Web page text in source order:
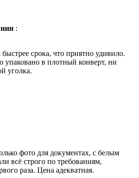
:
срока, что приятно удивило.
упаковано в плотный конверт, ни
уголка.
фото для документах, с белым
всё строго по требованиям,
раза. Цена адекватная.